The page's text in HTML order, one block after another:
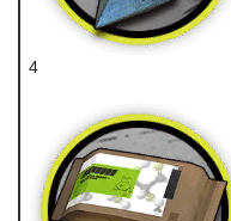
4